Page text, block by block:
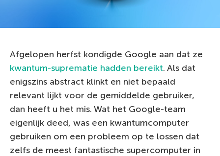
Afgelopen herfst kondigde Google aan dat ze
kwantum-suprematie hadden bereikt. Als dat
enigszins abstract klinkt en niet bepaald
relevant lijkt voor de gemiddelde gebruiker,
dan heeft u het mis. Wat het Google-team
eigenlijk deed, was een kwantumcomputer
gebruiken om een probleem op te lossen dat
zelfs de meest fantastische supercomputer in